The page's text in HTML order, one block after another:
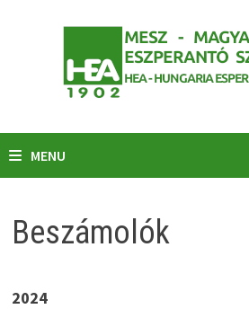
MENU
Beszámolók
2024